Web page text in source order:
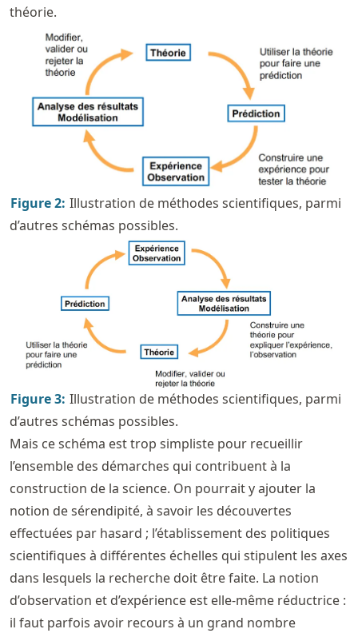
théorie.
Figure2: Illustration de méthodes scientifiques, parmi
d’autres schémas possibles.
Figure3: Illustration de méthodes scientifiques, parmi
d’autres schémas possibles.
Mais ce schéma est trop simpliste pour recueillir
l’ensemble des démarches qui contribuent à la
construction de la science. On pourrait y ajouter la
notion de sérendipité, à savoir les découvertes
effectuées par hasard ; l’établissement des politiques
scientifiques à différentes échelles qui stipulent les axes
dans lesquels la recherche doit être faite. La notion
d’observation et d’expérience est elle-même réductrice :
il faut parfois avoir recours à un grand nombre